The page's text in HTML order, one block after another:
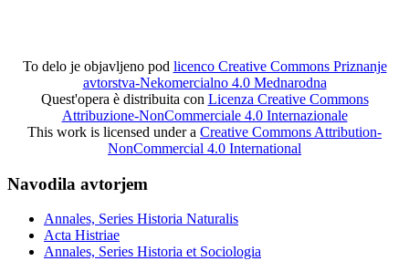
To delo je objavljeno pod licenco Creative Commons Priznanje
avtorstva-Nekomercialno 4.0 Mednarodna
Quest'opera è distribuita con Licenza Creative Commons
Attribuzione-NonCommerciale 4.0 Internazionale
This work is licensed under a Creative Commons Attribution-
NonCommercial 4.0 International
Navodila avtorjem
Annales, Series Historia Naturalis
Acta Histriae
Annales, Series Historia et Sociologia